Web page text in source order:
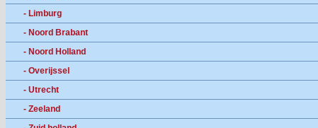
- Limburg
- Noord Brabant
- Noord Holland
- Overijssel
- Utrecht
- Zeeland